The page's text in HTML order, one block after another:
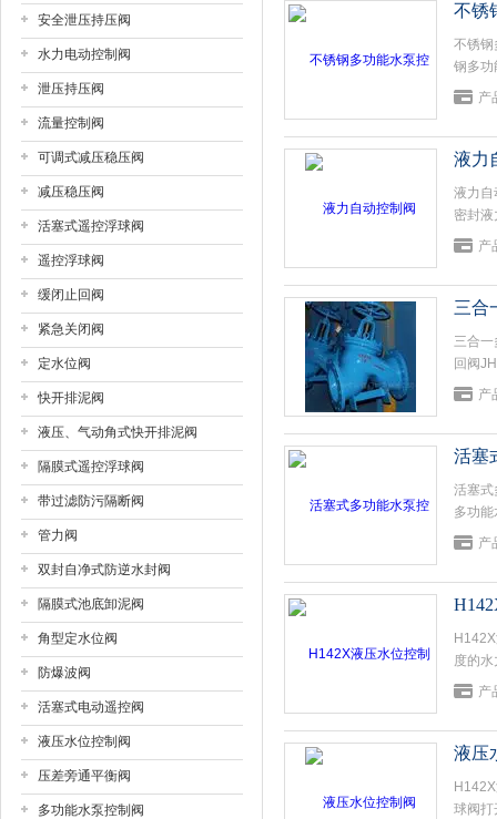
上海戎钛阀门制造有限公司
安全泄压持压阀
水力电动控制阀
泄压持压阀
流量控制阀
可调式减压稳压阀
减压稳压阀
活塞式遥控浮球阀
遥控浮球阀
缓闭止回阀
紧急关闭阀
定水位阀
快开排泥阀
液压、气动角式快开排泥阀
隔膜式遥控浮球阀
带过滤防污隔断阀
管力阀
双封自净式防逆水封阀
隔膜式池底卸泥阀
角型定水位阀
防爆波阀
活塞式电动遥控阀
液压水位控制阀
压差旁通平衡阀
多功能水泵控制阀
不锈
不锈钢
钢多功
水、潜
产
液力
液力自
密封
水型液
产
三合
三合
回阀
推力上
产
活塞
活塞式
多功
大口径
阀门在
产
度的
在此压
产
液压
球阀打